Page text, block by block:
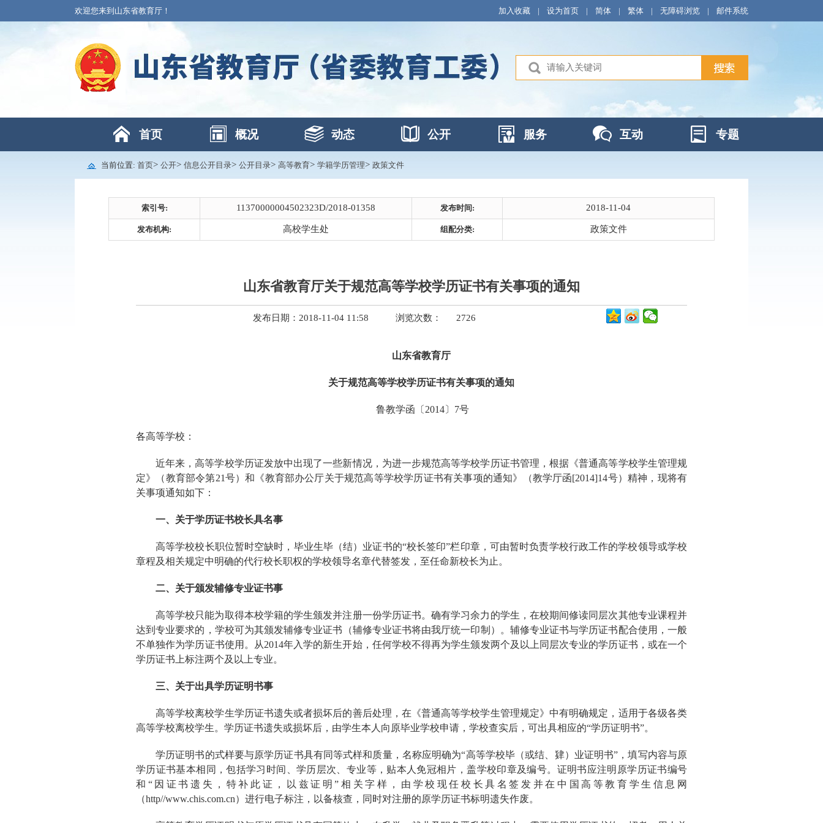
欢迎您来到山东省教育厅！ 加入收藏 | 设为首页 | 简体 | 繁体 | 无障碍浏览 | 邮件系统
首页 概况 动态 公开 服务 互动 专题
当前位置: 首页> 公开> 信息公开目录> 公开目录> 高等教育> 学籍学历管理> 政策文件
索引号: 11370000004502323D/2018-01358 发布时间: 2018-11-04
发布机构: 高校学生处 组配分类: 政策文件
山东省教育厅关于规范高等学校学历证书有关事项的通知
发布日期：2018-11-04 11:58 浏览次数： 2726
山东省教育厅
关于规范高等学校学历证书有关事项的通知
鲁教学函〔2014〕7号
各高等学校：
近年来，高等学校学历证发放中出现了一些新情况，为进一步规范高等学校学历证书管理，根据《普通高等学校学生管理规
定》（教育部令第21号）和《教育部办公厅关于规范高等学校学历证书有关事项的通知》（教学厅函[2014]14号）精神，现将有
关事项通知如下：
一、关于学历证书校长具名事
高等学校校长职位暂时空缺时，毕业生毕（结）业证书的“校长签印”栏印章，可由暂时负责学校行政工作的学校领导或学校
章程及相关规定中明确的代行校长职权的学校领导名章代替签发，至任命新校长为止。
二、关于颁发辅修专业证书事
高等学校只能为取得本校学籍的学生颁发并注册一份学历证书。确有学习余力的学生，在校期间修读同层次其他专业课程并
达到专业要求的，学校可为其颁发辅修专业证书（辅修专业证书将由我厅统一印制）。辅修专业证书与学历证书配合使用，一般
不单独作为学历证书使用。从2014年入学的新生开始，任何学校不得再为学生颁发两个及以上同层次专业的学历证书，或在一个
学历证书上标注两个及以上专业。
三、关于出具学历证明书事
高等学校离校学生学历证书遗失或者损坏后的善后处理，在《普通高等学校学生管理规定》中有明确规定，适用于各级各类
高等学校离校学生。学历证书遗失或损坏后，由学生本人向原毕业学校申请，学校查实后，可出具相应的“学历证明书”。
学历证明书的式样要与原学历证书具有同等式样和质量，名称应明确为“高等学校毕（或结、肄）业证明书”，填写内容与原
学历证书基本相同，包括学习时间、学历层次、专业等，贴本人免冠相片，盖学校印章及编号。证明书应注明原学历证书编号
和“因证书遗失，特补此证，以兹证明”相关字样，由学校现任校长具名签发并在中国高等教育学生信息网
（http//www.chis.com.cn）进行电子标注，以备核查，同时对注册的原学历证书标明遗失作废。